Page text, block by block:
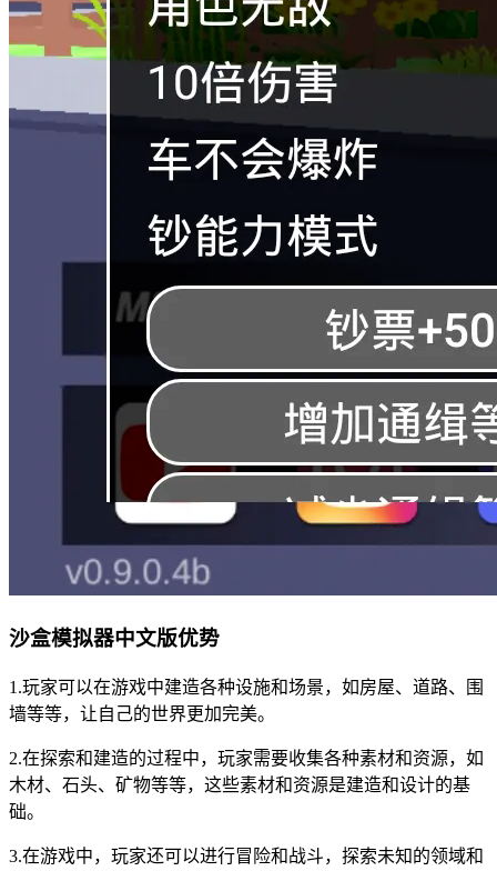
沙盒模拟器中文版优势
1.玩家可以在游戏中建造各种设施和场景，如房屋、道路、围
墙等等，让自己的世界更加完美。
2.在探索和建造的过程中，玩家需要收集各种素材和资源，如
木材、石头、矿物等等，这些素材和资源是建造和设计的基
础。
3.在游戏中，玩家还可以进行冒险和战斗，探索未知的领域和